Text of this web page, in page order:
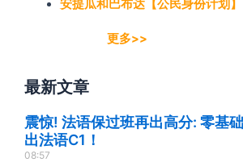
安提瓜和巴布达【公民身份计划】
更多>>
最新文章
震惊! 法语保过班再出高分: 零基
出法语C1！
08:57